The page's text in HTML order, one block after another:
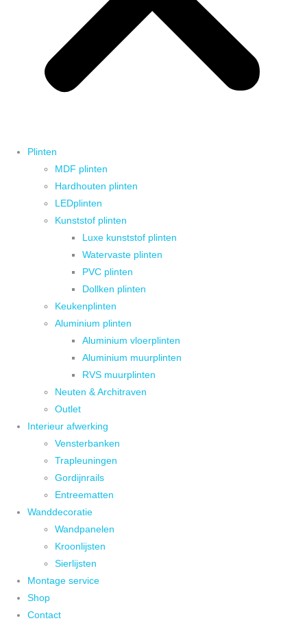
Plinten
MDF plinten
Hardhouten plinten
LEDplinten
Kunststof plinten
Luxe kunststof plinten
Watervaste plinten
PVC plinten
Dollken plinten
Keukenplinten
Aluminium plinten
Aluminium vloerplinten
Aluminium muurplinten
RVS muurplinten
Neuten & Architraven
Outlet
Interieur afwerking
Vensterbanken
Trapleuningen
Gordijnrails
Entreematten
Wanddecoratie
Wandpanelen
Kroonlijsten
Sierlijsten
Montage service
Shop
Contact